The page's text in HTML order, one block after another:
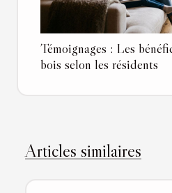
Témoignages : Les
bois selon les résidents
Articles similaires